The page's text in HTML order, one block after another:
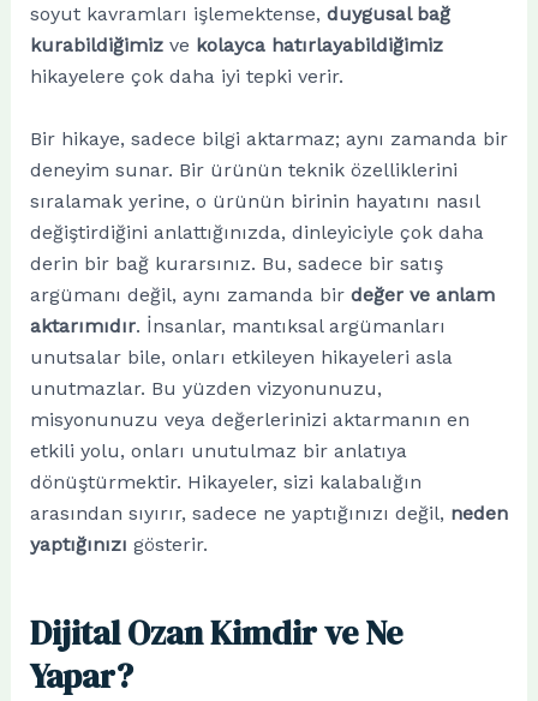
soyut kavramları işlemektense, duygusal bağ
kurabildiğimizve kolayca hatırlayabildiğimiz
hikayelere çok daha iyi tepki verir.
Bir hikaye, sadece bilgi aktarmaz; aynı zamanda bir
deneyim sunar. Bir ürünün teknik özelliklerini
sıralamak yerine, o ürünün birinin hayatını nasıl
değiştirdiğini anlattığınızda, dinleyiciyle çok daha
derin bir bağ kurarsınız. Bu, sadece bir satış
argümanı değil, aynı zamanda bir değer ve anlam
aktarımıdır. İnsanlar, mantıksal argümanları
unutsalar bile, onları etkileyen hikayeleri asla
unutmazlar. Bu yüzden vizyonunuzu,
misyonunuzu veya değerlerinizi aktarmanın en
etkili yolu, onları unutulmaz bir anlatıya
dönüştürmektir. Hikayeler, sizi kalabalığın
arasından sıyırır, sadece ne yaptığınızı değil, neden
yaptığınızı gösterir.
Dijital Ozan Kimdir ve Ne
Yapar?